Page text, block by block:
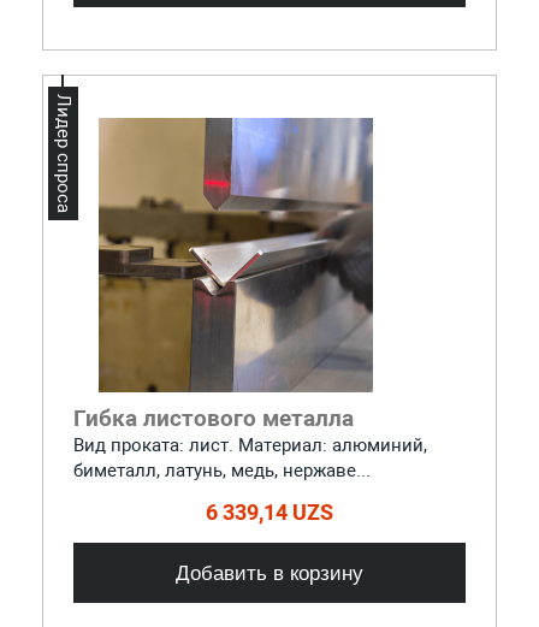
Гибка листового металла
Вид проката: лист. Материал: алюминий,
биметалл, латунь, медь, нержаве...
6 339,14 UZS
Добавить в корзину
Лидер спроса